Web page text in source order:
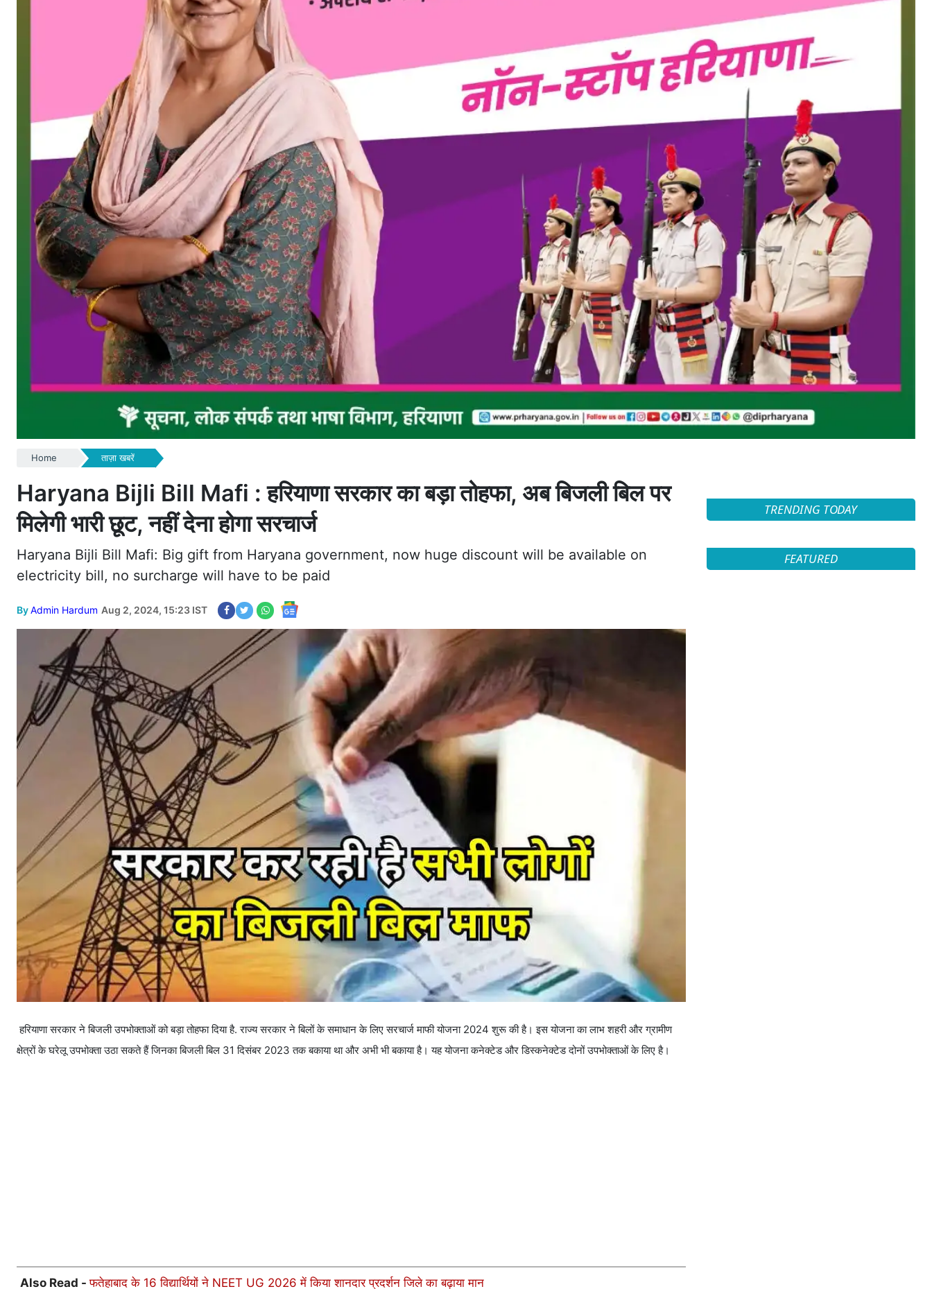
Home ताज़ा खबरें
Haryana Bijli Bill Mafi : हरियाणा सरकार का बड़ा तोहफा, अब बिजली बिल पर
मिलेगी भारी छूट, नहीं देना होगा सरचार्ज
Haryana Bijli Bill Mafi: Big gift from Haryana government, now huge discount will be available on
electricity bill, no surcharge will have to be paid
ByAdmin Hardum Aug 2, 2024, 15:23 IST
हरियाणा सरकार ने बिजली उपभोक्ताओं को बड़ा तोहफा दिया है. राज्य सरकार ने बिलों के समाधान के लिए सरचार्ज माफी योजना 2024 शुरू की है। इस योजना का लाभ शहरी और ग्रामीण
क्षेत्रों के घरेलू उपभोक्ता उठा सकते हैं जिनका बिजली बिल 31 दिसंबर 2023 तक बकाया था और अभी भी बकाया है। यह योजना कनेक्टेड और डिस्कनेक्टेड दोनों उपभोक्ताओं के लिए है।
Also Read -फतेहाबाद के 16 विद्यार्थियों ने NEET UG 2026 में किया शानदार प्रदर्शन जिले का बढ़ाया मान
TRENDING TODAY
FEATURED